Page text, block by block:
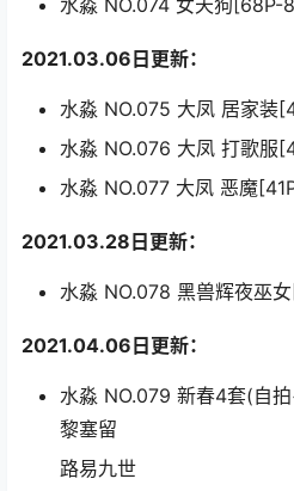
2021.03.06日更新：
水淼 NO.075 大凤 居家装
水淼 NO.076 大凤 打歌服
水淼 NO.077 大凤 恶魔
2021.03.28日更新：
水淼 NO.078 黑兽辉夜巫
2021.04.06日更新：
水淼 NO.079 新春4套(自
黎塞留
路易九世